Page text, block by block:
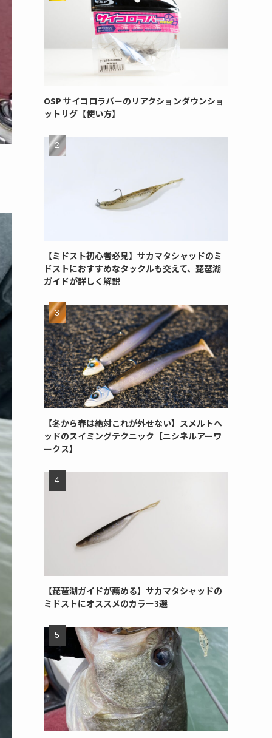
OSP サイコロラバーのリアクションダウンショ
ットリグ【使い方】
【ミドスト初心者必見】サカマタシャッドのミ
ドストにおすすめなタックルも交えて、琵琶湖
ガイドが詳しく解説
【冬から春は絶対これが外せない】スメルトヘ
ッドのスイミングテクニック【ニシネルアーワ
ークス】
【琵琶湖ガイドが薦める】サカマタシャッドの
ミドストにオススメのカラー3選